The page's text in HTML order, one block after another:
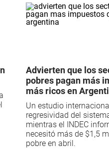
Advierten que los
pobres pagan más
más ricos en
Un estudio
regresividad del
mientras el INDEC
necesitó más de $1,5
pobre en abril.